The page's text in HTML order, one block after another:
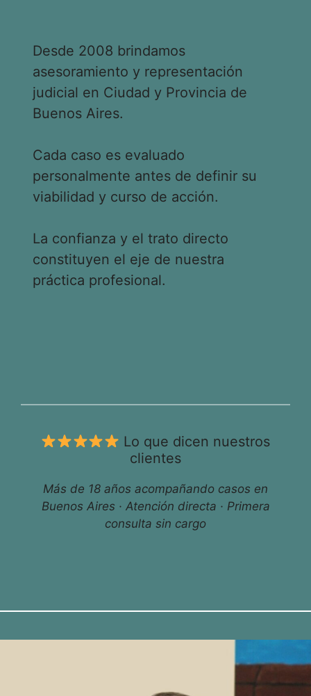
Desde 2008 brindamos
asesoramiento y representación
judicial en Ciudad y Provincia de
Buenos Aires.
Cada caso es evaluado
personalmente antes de definir su
viabilidad y curso de acción.
La confianza y el trato directo
constituyen el eje de nuestra
práctica profesional.
Lo que dicen nuestros
clientes
Más de 18 años acompañando casos en
Buenos Aires · Atención directa · Primera
consulta sin cargo